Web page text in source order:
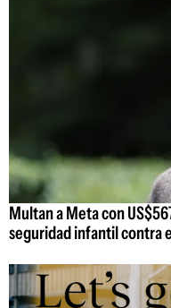
Multan a Meta con
seguridad infantil contra